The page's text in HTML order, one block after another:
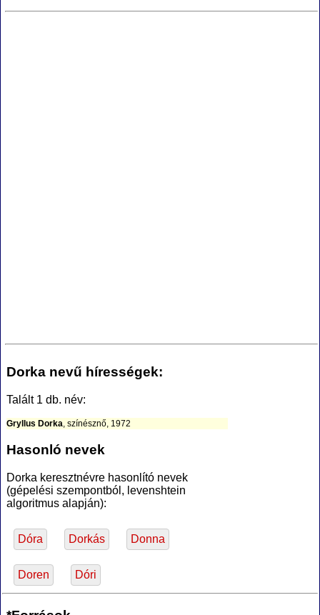
Dorka nevű hírességek:
Talált 1 db. név:
Gryllus Dorka , színésznő, 1972
Hasonló nevek
Dorka keresztnévre hasonlító nevek
(gépelési szempontból, levenshtein
algoritmus alapján):
Dóra Dorkás Donna
Doren Dóri